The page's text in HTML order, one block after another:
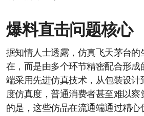
爆料直击问题核心
据知情人士透露，仿真飞天茅台的
在，而是由多个环节精密配合形成
端采用先进仿真技术，从包装设计
度仿真度，普通消费者甚至难以
的是，这些仿品在流通端通过精心